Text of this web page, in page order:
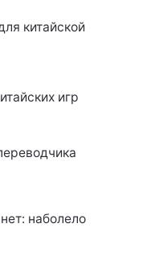
китайской
игр
наболело